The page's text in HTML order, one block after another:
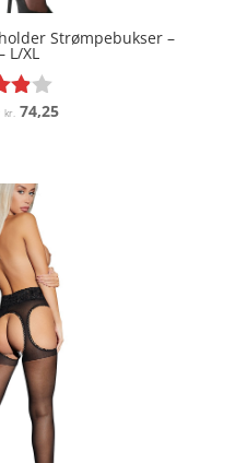
Strømpebukser –
L/XL
Den
var:
kr. 99,00.
kr.74,25Den